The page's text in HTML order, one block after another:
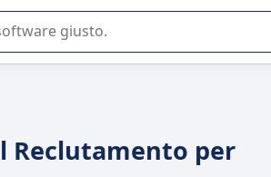
SaaS per la vostra azienda.
Reclutamento per